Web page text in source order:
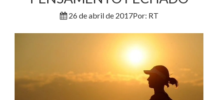
26 de abril de 2017Por: RT